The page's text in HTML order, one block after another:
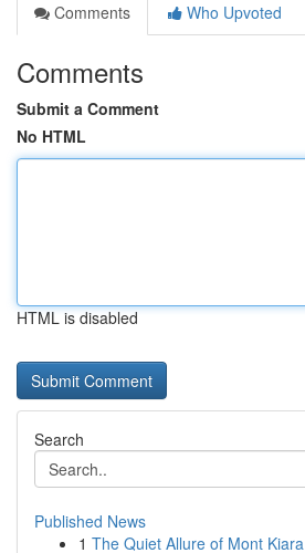
Comments
Who Upvoted
Comments
Submit a Comment
No HTML
HTML is disabled
Search
Published News
1 The Quiet Allure of Mont Kiara